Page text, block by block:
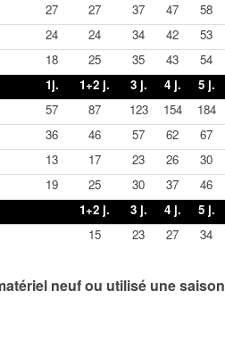
27 27 37 47 58
24 24 34 42 53
18 25 35 43 54
1j. 1+2 j. 3 j. 4 j. 5 j.
57 87 123 154 184
36 46 57 62 67
13 17 23 26 30
19 25 30 37 46
1+2 j. 3 j. 4 j. 5 j.
15 23 27 34
neuf ou utilisé une saison